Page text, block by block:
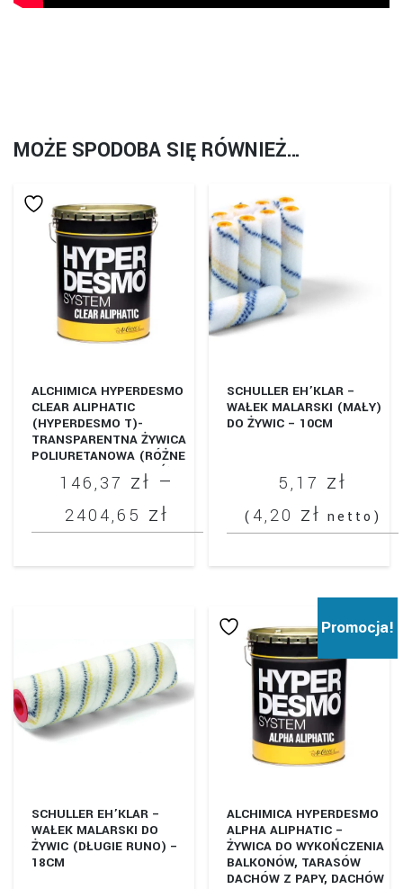
MOŻE SPODOBA SIĘ RÓWNIEŻ…
ALCHIMICA HYPERDESMO
CLEAR ALIPHATIC
(HYPERDESMO T)-
TRANSPARENTNA ŻYWICA
POLIURETANOWA (RÓŻNE
WARIANTY OPAKOWAŃ)
146,37 zł –
2404,65 zł
od
2404,65 zł
Ten
wariantów.
Opcje
można
wybrać
produktu
SCHULLER EH’KLAR –
WAŁEK MALARSKI (MAŁY)
DO ŻYWIC – 10CM
5,17 zł
( 4,20 zł netto)
SCHULLER EH’KLAR –
WAŁEK MALARSKI DO
ŻYWIC (DŁUGIE RUNO) –
18CM
Promocja!
ALCHIMICA HYPERDESMO
ALPHA ALIPHATIC –
ŻYWICA DO WYKOŃCZENIA
BALKONÓW, TARASÓW
DACHÓW Z PAPY, DACHÓW